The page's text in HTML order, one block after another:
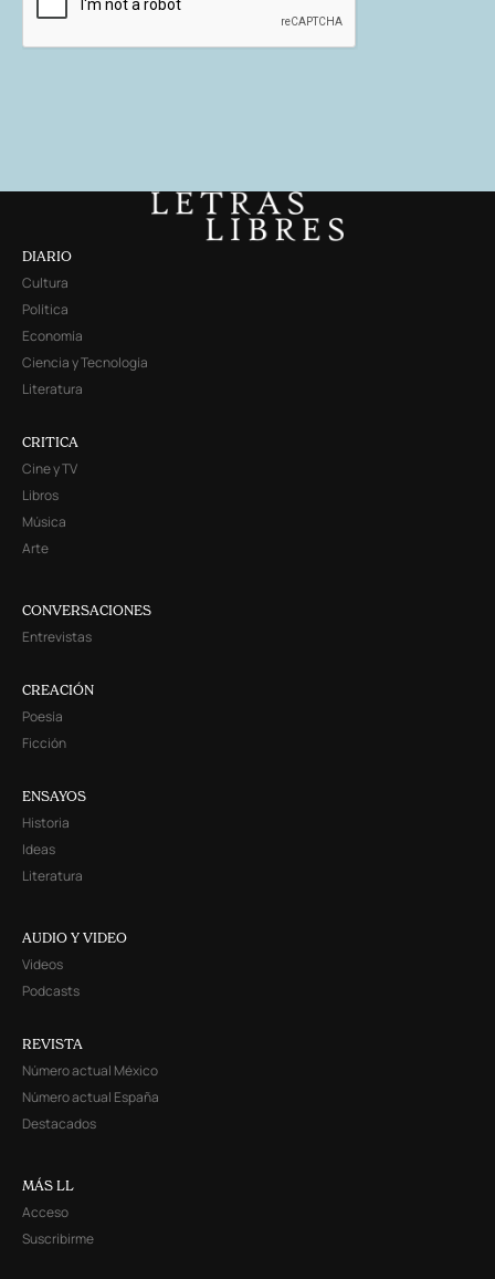
DIARIO
Cultura
Política
Economía
Ciencia y Tecnología
Literatura
CRITICA
Cine y TV
Libros
Música
Arte
CONVERSACIONES
Entrevistas
CREACIÓN
Poesía
Ficción
ENSAYOS
Historia
Ideas
Literatura
AUDIO Y VIDEO
Videos
Podcasts
REVISTA
Número actual México
Número actual España
Destacados
MÁS LL
Acceso
Suscribirme